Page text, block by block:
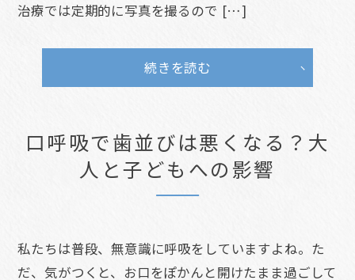
治療では定期的に写真を撮るので […]
続きを読む
口呼吸で歯並びは悪くなる？大
人と子どもへの影響
私たちは普段、無意識に呼吸をしていますよね。た
だ、気がつくと、お口をぽかんと開けたまま過ごして